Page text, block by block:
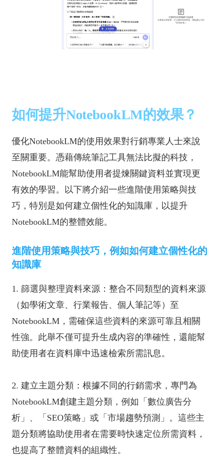
如何提升NotebookLM的效果？
優化NotebookLM的使用效果對行銷專業人士來說
至關重要。憑藉傳統筆記工具無法比擬的科技，
NotebookLM能幫助使用者提煉關鍵資料並實現更
有效的學習。以下將介紹一些進階使用策略與技
巧，特別是如何建立個性化的知識庫，以提升
NotebookLM的整體效能。
進階使用策略與技巧，例如如何建立個性化的
知識庫
1. 篩選與整理資料來源：整合不同類型的資料來源
（如學術文章、行業報告、個人筆記等）至
NotebookLM，需確保這些資料的來源可靠且相關
性強。此舉不僅可提升生成內容的準確性，還能幫
助使用者在資料庫中迅速檢索所需訊息。
2. 建立主題分類：根據不同的行銷需求，專門為
NotebookLM創建主題分類，例如「數位廣告分
析」、「SEO策略」或「市場趨勢預測」。這些主
題分類將協助使用者在需要時快速定位所需資料，
也提高了整體資料的組織性。